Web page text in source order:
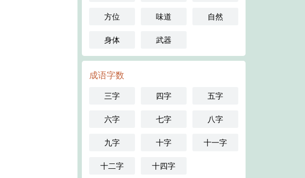
方位 味道 自然
身体 武器
成语字数
三字 四字 五字
六字 七字 八字
九字 十字 十一字
十二字 十四字